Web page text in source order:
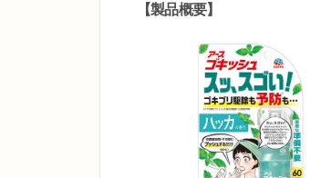
【製品概要】